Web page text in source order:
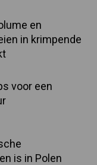
en
in krimpende
voor een
is in Polen